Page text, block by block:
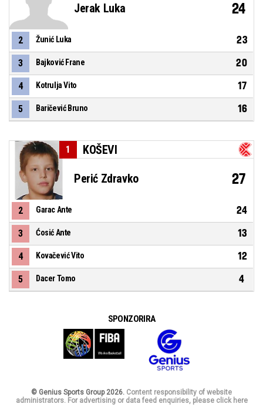
Jerak Luka 24
2 Žunić Luka 23
3 Bajković Frane 20
4 Kotrulja Vito 17
5 Baričević Bruno 16
KOŠEVI
1
Perić Zdravko 27
2 Garac Ante 24
3 Ćosić Ante 13
4 Kovačević Vito 12
5 Dacer Tomo 4
SPONZORIRA
© Genius Sports Group 2026. Content responsibility of website
administrators. For advertising or data feed enquiries, please click here